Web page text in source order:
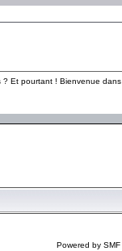
Et pourtant ! Bienvenue dans
Powered by